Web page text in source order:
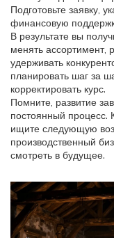
Подготовьте заявку,
финансовую
В результате вы
менять ассортимент,
удерживать
планировать шаг за
корректировать курс.
Помните, развитие
постоянный процесс.
ищите следующую
производственный
смотреть в будущее.